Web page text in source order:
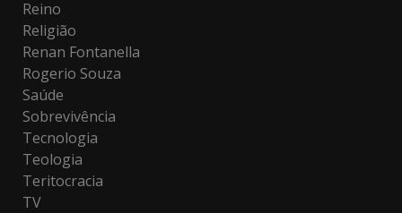
Reino
Religião
Renan Fontanella
Rogerio Souza
Saúde
Sobrevivência
Tecnologia
Teologia
Teritocracia
TV